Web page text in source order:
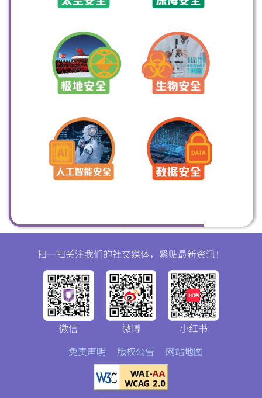
免责声明 版权公告 网站地图
扫一扫关注我们的社交媒体，紧贴最新资讯！
微信 微博 小红书